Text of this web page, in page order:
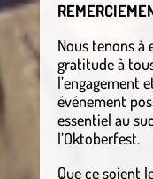
Nous tenons
gratitude à
l’engagement
événement
essentiel au
l’Oktoberfest.
Que ce soient